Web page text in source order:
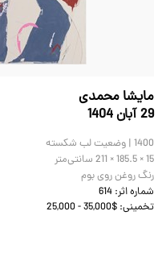
مایشا محمدی
29 آبان 1404
1400 | وضعیت لب شکسته
211 × 185.5 × 15 سانتی‌متر
رنگ روغن روی بوم
شماره اثر: 614
تخمینی: 25,000 - 35,000$